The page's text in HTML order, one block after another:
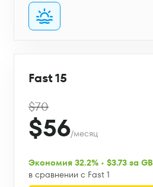
Fast 15
$70
$56/месяц
Экономия 32.2% • $3.73 за GB
в сравнении с Fast 1